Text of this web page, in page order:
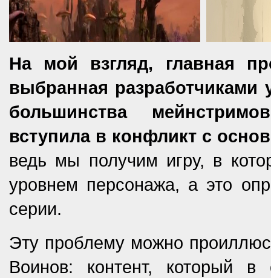
На мой взгляд, главная
выбранная разработчиками
большинства
вступила в конфликт с
ведь мы получим игру, в
уровнем персонажа, а это
серии.
Эту проблему можно
Воинов: контент, который